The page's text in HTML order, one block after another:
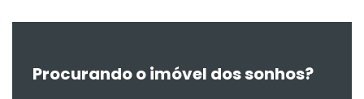
Procurando o imóvel dos sonhos?